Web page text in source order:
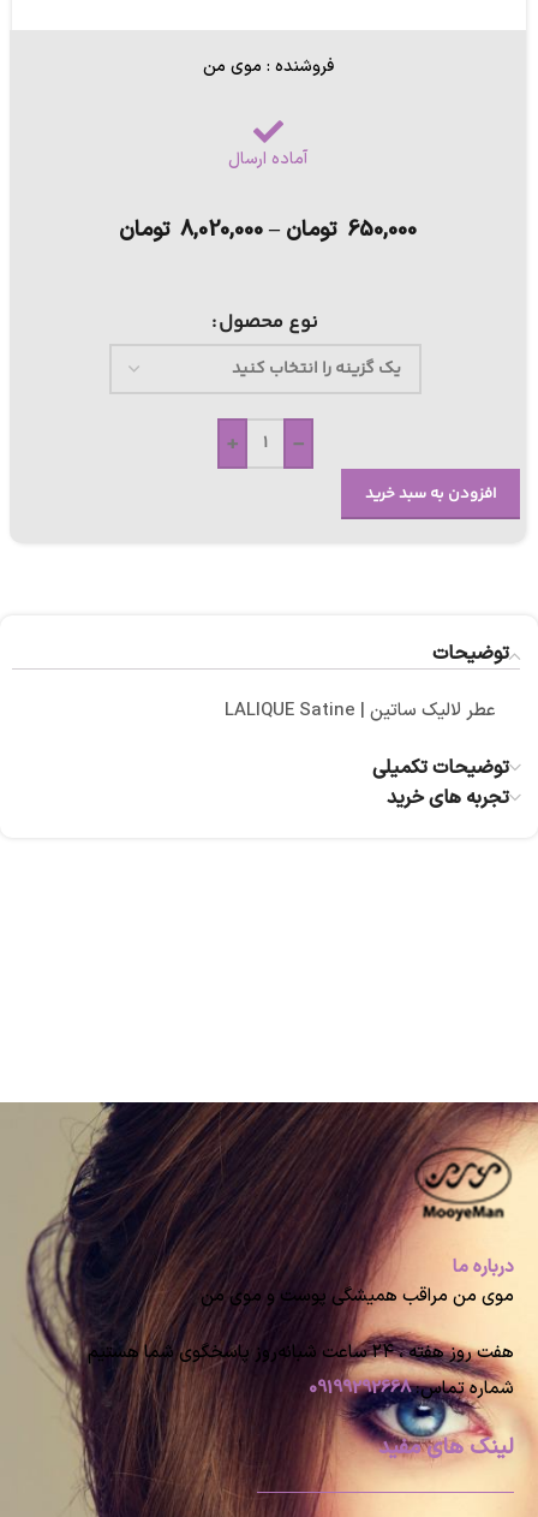
فروشنده : موی من
آماده ارسال
650,000 تومان –
8,020,000 تومان
نوع محصول
-
+
افزودن به سبد خرید
توضیحات
عطر لالیک ساتین | LALIQUE Satine
توضیحات تکمیلی
تجربه های خرید
درباره ما
موی من مراقب همیشگی پوست و موی من
هفت روز هفته ، ۲۴ ساعت شبانه‌روز پاسخگوی شما هستیم
شماره تماس:09199292668
لینک های مفید